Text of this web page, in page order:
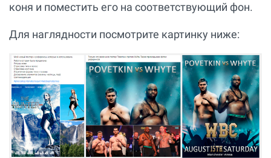
коня и поместить его на соответствующий фон.
Для наглядности посмотрите картинку ниже: